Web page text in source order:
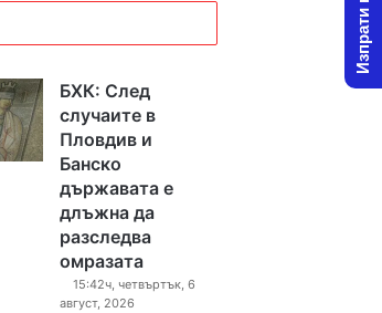
БХК: След
случаите в
Пловдив и
Банско
държавата е
длъжна да
разследва
омразата
15:42ч, четвъртък, 6
август, 2026